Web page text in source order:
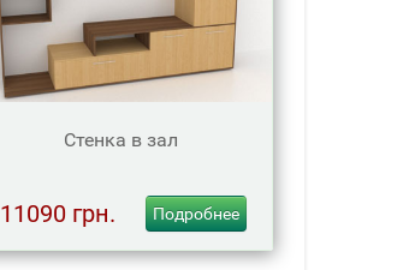
Стенка в зал
11090 грн. Подробнее